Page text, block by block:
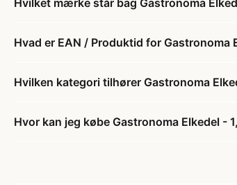
Hvad er EAN / Produktid for Gastronoma
Hvilken kategori tilhører Gastronoma
Hvor kan jeg købe Gastronoma Elkedel -